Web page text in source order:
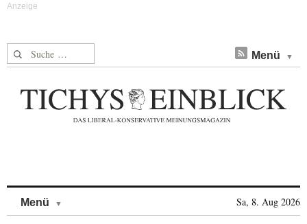
Suche nach: Menü
Menü Sa, 8. Aug 2026